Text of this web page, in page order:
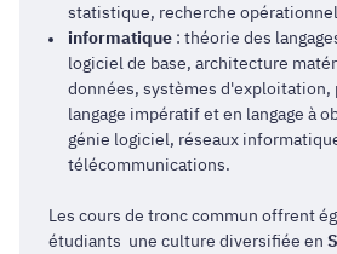
statistique, recherche
informatique : théorie des
logiciel de base, architecture
données, systèmes d'exploitation,
langage impératif et en langage à
génie logiciel, réseaux
télécommunications.
Les cours de tronc commun offrent
étudiants une culture diversifiée en